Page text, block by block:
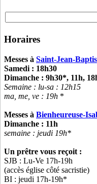
Horaires
Messes à Saint-Jean-
Samedi : 18h30
Dimanche : 9h30*, 11h,
Semaine : lu-sa : 12h15
ma, me, ve : 19h *
Messes à Bienheureuse-
Dimanche : 11h
semaine : jeudi 19h*
Un prêtre vous reçoit :
SJB : Lu-Ve 17h-19h
(accès église côté sacristie)
BI : jeudi 17h-19h*